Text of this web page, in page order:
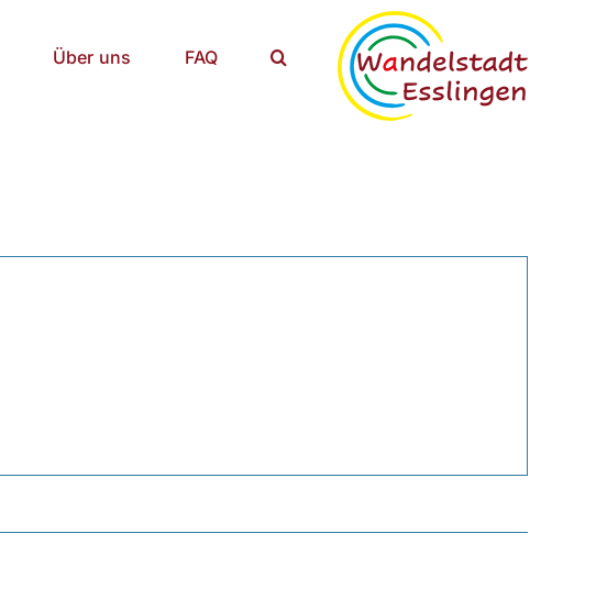
Über uns FAQ